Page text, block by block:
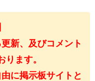
新、及びコメント
ります。
に掲示板サイトと